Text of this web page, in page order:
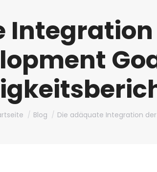
bist hier:Blog Die adäquate Integration